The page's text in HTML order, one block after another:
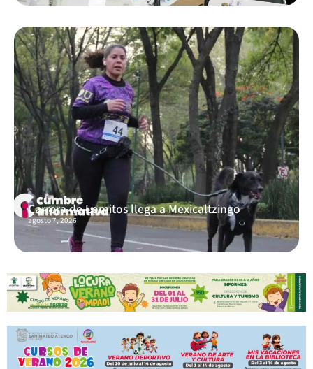
Carrera de Lomitos llega a Mexicaltzingo
agosto 7, 2026